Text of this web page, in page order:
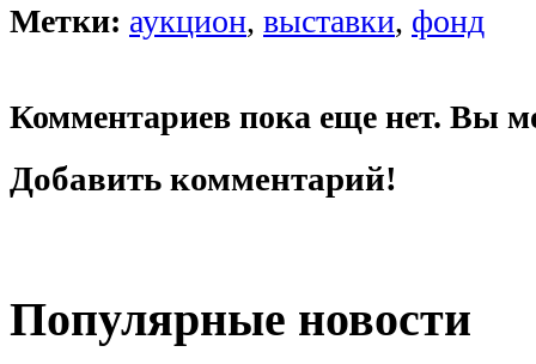
Метки: аукцион, выставки, фонд
Комментариев пока еще нет. Вы
Добавить комментарий!
Популярные новости